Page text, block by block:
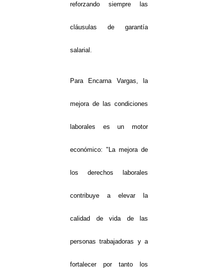
reforzando siempre las
cláusulas de garantía
salarial.
Para Encarna Vargas, la
mejora de las condiciones
laborales es un motor
económico: "La mejora de
los derechos laborales
contribuye a elevar la
calidad de vida de las
personas trabajadoras y a
fortalecer por tanto los